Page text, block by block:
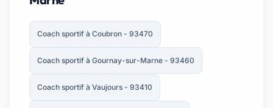
Coach sportif à Coubron - 93470
Coach sportif à Gournay-sur-Marne - 93460
Coach sportif à Vaujours - 93410